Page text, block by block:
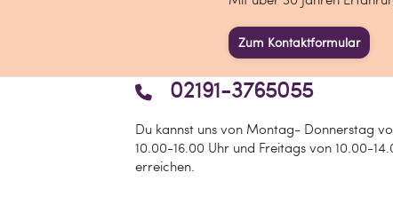
Zum Kontaktformular
02191-3765055
Du kannst uns von Montag- Donnerstag
10.00-16.00 Uhr und Freitags von 10.00-
erreichen.